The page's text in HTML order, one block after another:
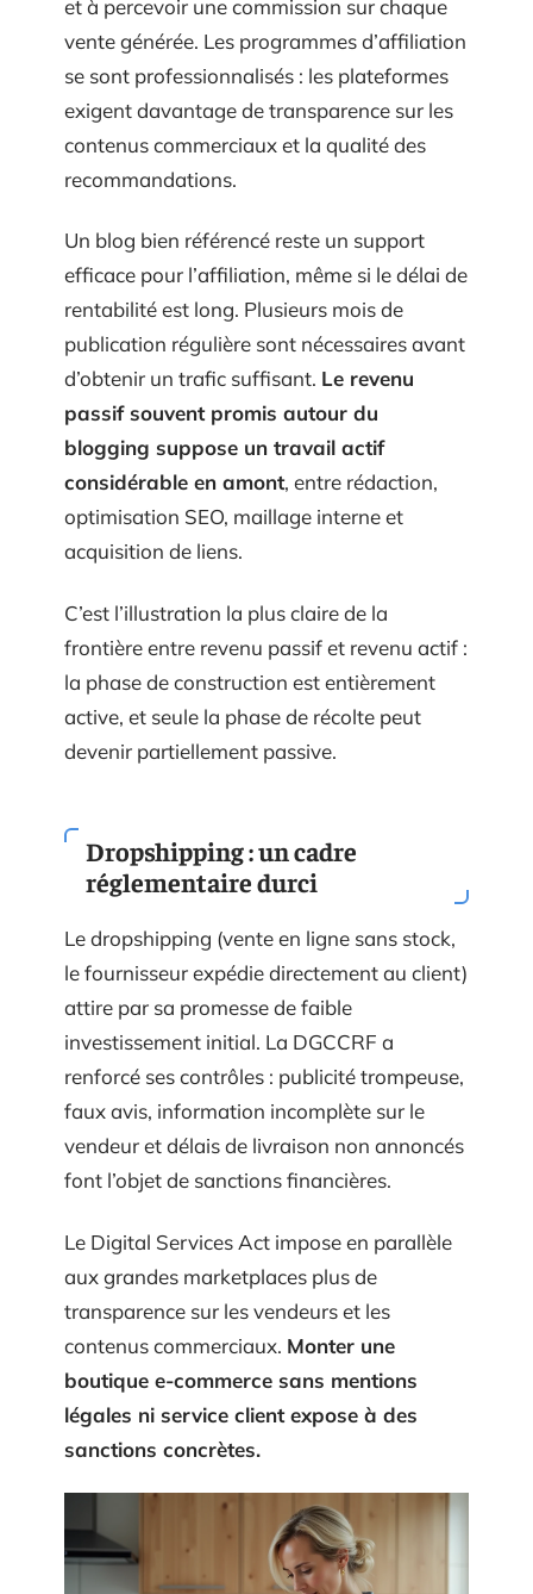
et à percevoir une commission sur chaque
vente générée. Les programmes d’affiliation
se sont professionnalisés : les plateformes
exigent davantage de transparence sur les
contenus commerciaux et la qualité des
recommandations.
Un blog bien référencé reste un support
efficace pour l’affiliation, même si le délai de
rentabilité est long. Plusieurs mois de
publication régulière sont nécessaires avant
d’obtenir un trafic suffisant. Le revenu
passif souvent promis autour du
blogging suppose un travail actif
considérable en amont, entre rédaction,
optimisation SEO, maillage interne et
acquisition de liens.
C’est l’illustration la plus claire de la
frontière entre revenu passif et revenu actif :
la phase de construction est entièrement
active, et seule la phase de récolte peut
devenir partiellement passive.
Dropshipping : un cadre
réglementaire durci
Le dropshipping (vente en ligne sans stock,
le fournisseur expédie directement au client)
attire par sa promesse de faible
investissement initial. La DGCCRF a
renforcé ses contrôles : publicité trompeuse,
faux avis, information incomplète sur le
vendeur et délais de livraison non annoncés
font l’objet de sanctions financières.
Le Digital Services Act impose en parallèle
aux grandes marketplaces plus de
transparence sur les vendeurs et les
contenus commerciaux. Monter une
boutique e-commerce sans mentions
légales ni service client expose à des
sanctions concrètes.